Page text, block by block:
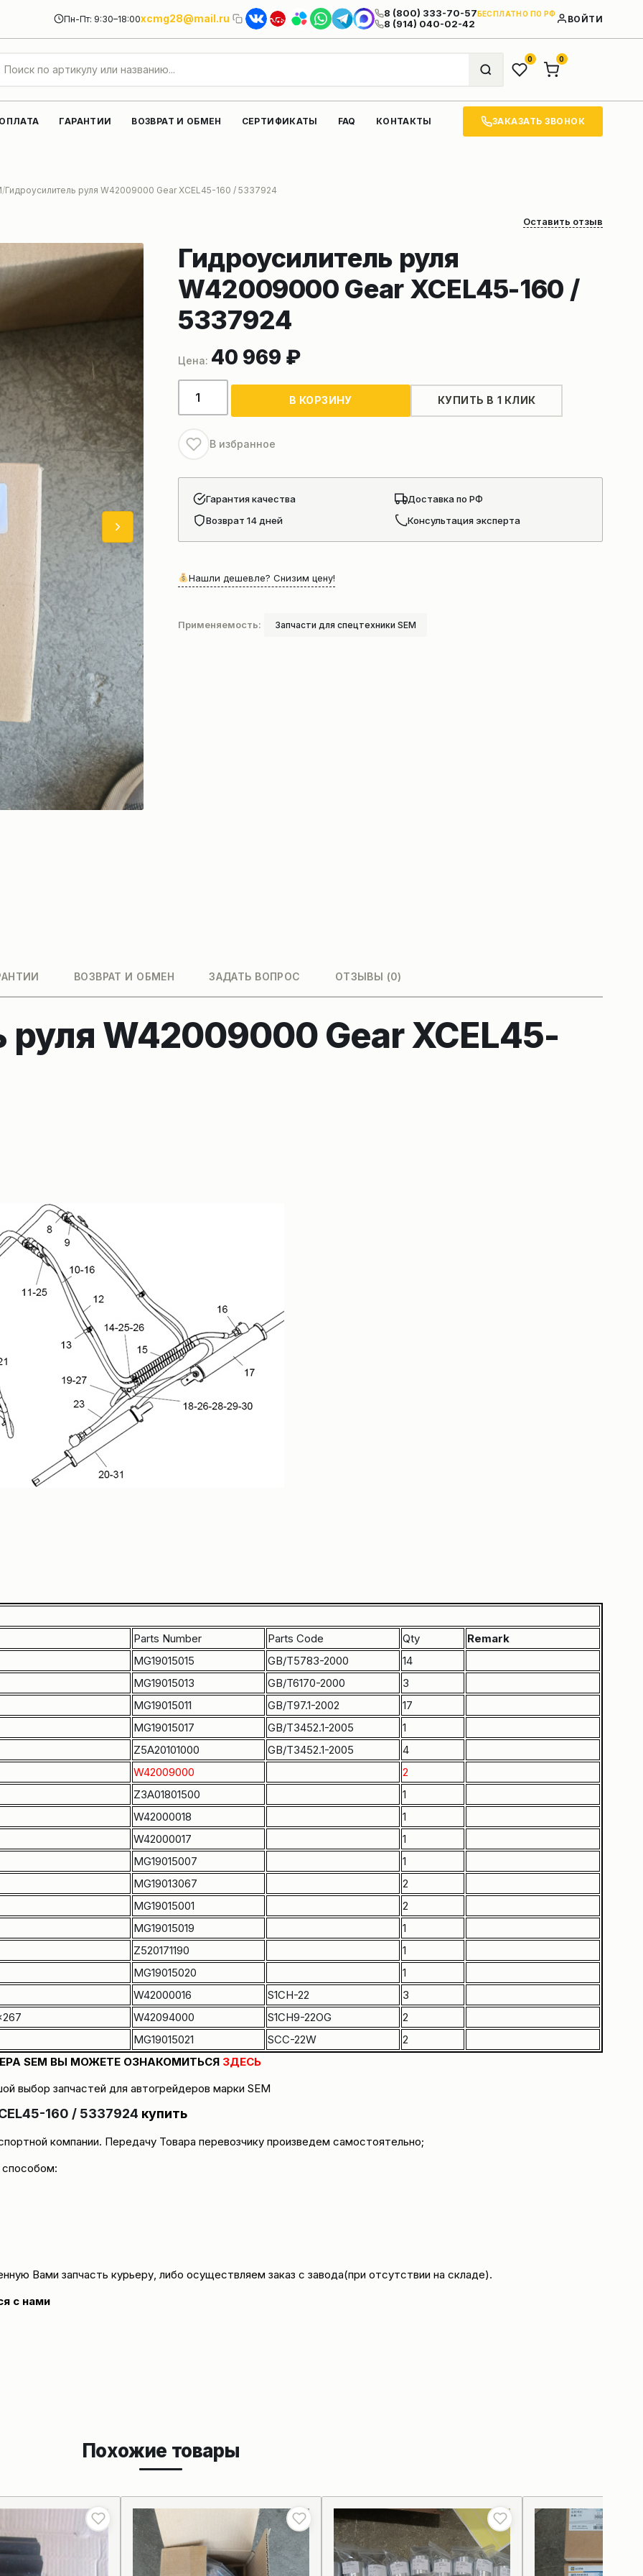
Пн-Пт: 9:30–18:00xcmg28@mail.ru 8 (800) 333-70-57БЕСПЛАТНО ПО РФ
8 (914) 040-02-42 ВОЙТИ
0 0
ГАРАНТИИ ВОЗВРАТ И ОБМЕН СЕРТИФИКАТЫ FAQ КОНТАКТЫ ЗАКАЗАТЬ ЗВОНОК
Гидроусилитель руля W42009000 Gear XCEL45-160 / 5337924
Оставить отзыв
Гидроусилитель руля
W42009000 Gear XCEL45-160 /
5337924
40 969 ₽
Количество
товара
руля
W42009000
Gear
XCEL45-
160
В КОРЗИНУ КУПИТЬ В 1 КЛИК
В избранное
Гарантия качества
Доставка по РФ
Возврат 14 дней
Консультация эксперта
Нашли дешевле? Снизим цену!
Применяемость: Запчасти для спецтехники SEM
ВОЗВРАТ И ОБМЕН ЗАДАТЬ ВОПРОС ОТЗЫВЫ (0)
руля W42009000 Gear XCEL45-
Parts Number Parts Code Qty Remark
MG19015015
GB/T5783-2000
14
MG19015013
GB/T6170-2000
3
MG19015011
GB/T97.1-2002
17
MG19015017
GB/T3452.1-2005
1
Z5A20101000
GB/T3452.1-2005
4
W42009000
2
Z3A01801500
1
W42000018
1
W42000017
1
MG19015007
1
MG19013067
2
MG19015001
2
MG19015019
1
Z520171190
1
MG19015020
1
W42000016
S1CH-22
3
W42094000 S1CH9-22OG
2
MG19015021
SCC-22W
2
SEM ВЫ МОЖЕТЕ ОЗНАКОМИТЬСЯ ЗДЕСЬ
выбор запчастей для автогрейдеров марки SEM
160 / 5337924 купить
компании. Передачу Товара перевозчику произведем самостоятельно;
Вами запчасть курьеру, либо осуществляем заказ с завода(при отсутствии на складе).
с нами
Похожие товары